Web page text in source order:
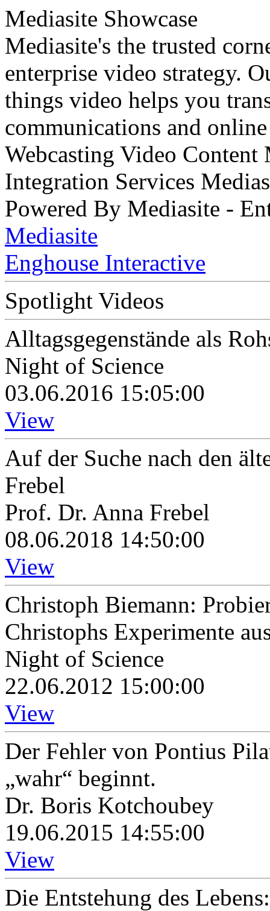
Mediasite Showcase
Mediasite's the trusted
enterprise video strategy.
things video helps you
communications and
Webcasting Video
Integration Services
Powered By Mediasite -
Mediasite
Enghouse Interactive
Spotlight Videos
Alltagsgegenstände als
Night of Science
03.06.2016 15:05:00
View
Auf der Suche nach den
Frebel
Prof. Dr. Anna Frebel
08.06.2018 14:50:00
View
Christoph Biemann:
Christophs Experimente
Night of Science
22.06.2012 15:00:00
View
Der Fehler von Pontius
„wahr“ beginnt.
Dr. Boris Kotchoubey
19.06.2015 14:55:00
View
Die Entstehung des